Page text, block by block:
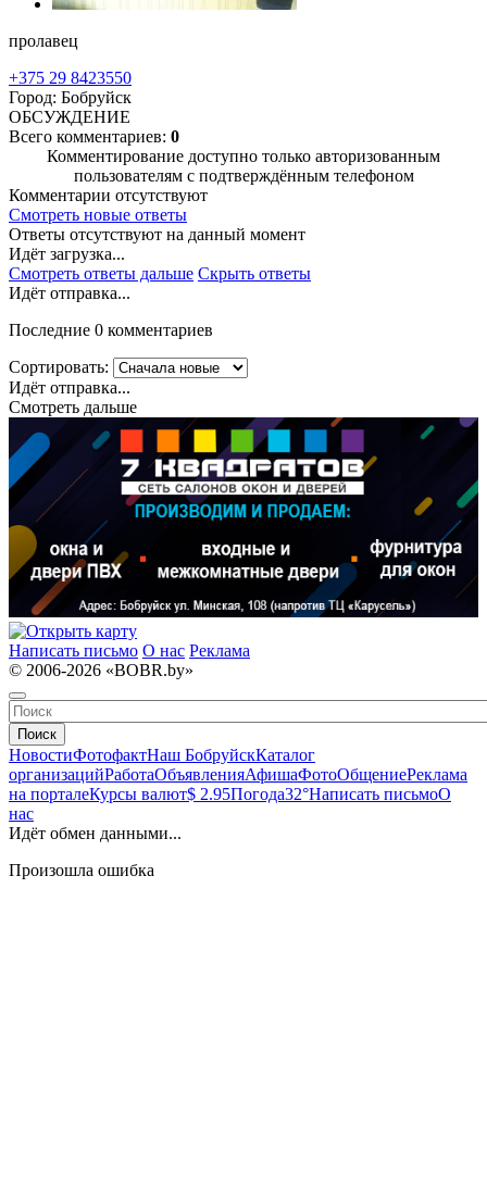
пролавец
+375 29 8423550
Город: Бобруйск
ОБСУЖДЕНИЕ
Всего комментариев: 0
Комментирование доступно только авторизованным
пользователям с подтверждённым телефоном
Комментарии отсутствуют
Смотреть новые ответы
Ответы отсутствуют на данный момент
Идёт загрузка...
Смотреть ответы дальше Скрыть ответы
Идёт отправка...
Последние 0 комментариев
Сортировать:
Идёт отправка...
Смотреть дальше
Написать письмо О нас Реклама
© 2006-2026 «BOBR.by»
Поиск
НовостиФотофактНаш БобруйскКаталог
организацийРаботаОбъявленияАфишаФотоОбщениеРеклама
на порталеКурсы валют$ 2.95Погода32°Написать письмоО
нас
Идёт обмен данными...
Произошла ошибка